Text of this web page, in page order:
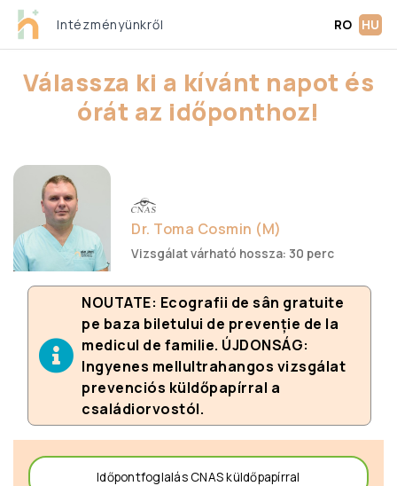
Intézményünkről RO HU
Válassza ki a kívánt napot és
órát az időponthoz!
Dr. Toma Cosmin (M)
Vizsgálat várható hossza: 30 perc
NOUTATE: Ecografii de sân gratuite
pe baza biletului de prevenție de la
medicul de familie. ÚJDONSÁG:
Ingyenes mellultrahangos vizsgálat
prevenciós küldőpapírral a
családiorvostól.
Időpontfoglalás CNAS küldőpapírral